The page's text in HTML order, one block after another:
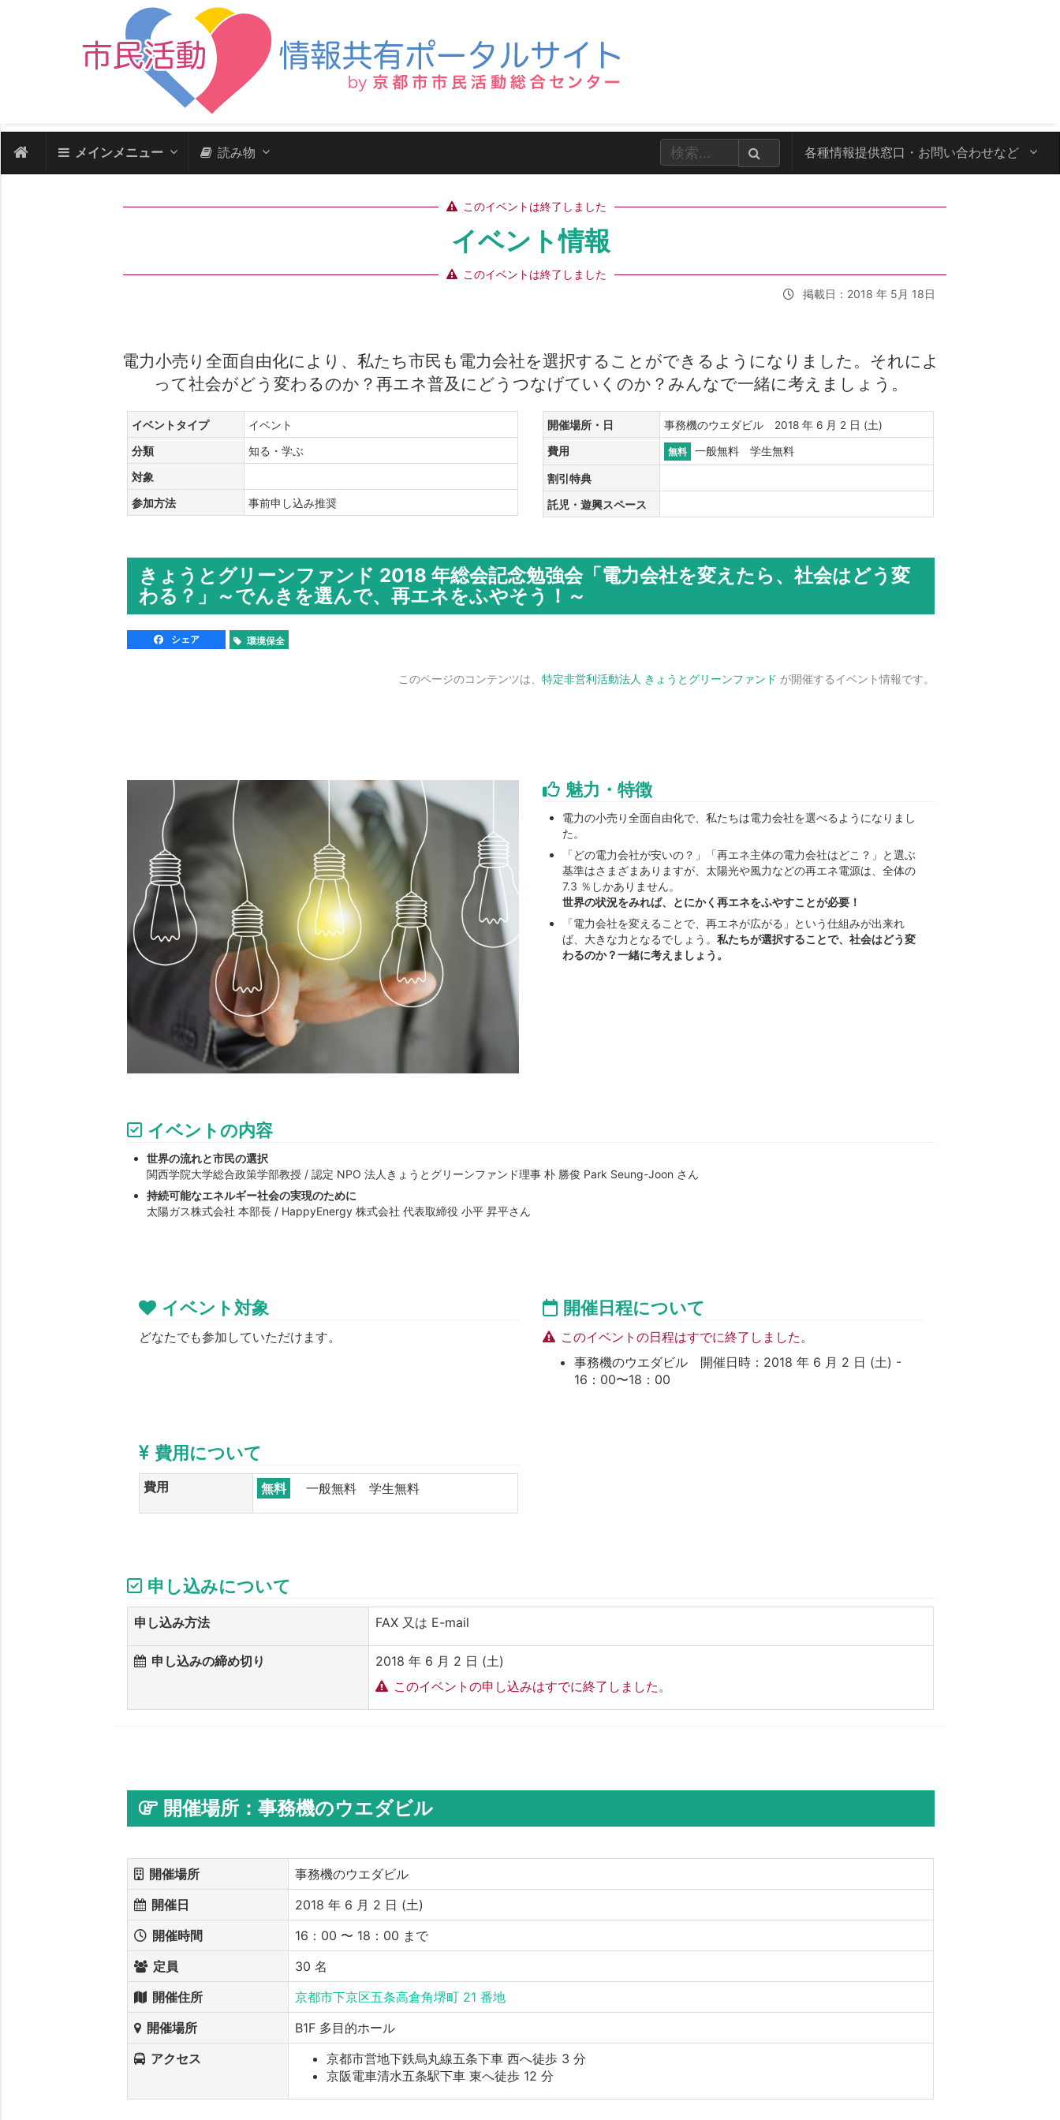
メインメニュー 読み物 各種情報提供窓口・ お問い合わせなど
このイベントは終了しました
イベント情報
このイベントは終了しました
掲載日：2018 年 5月 18日
電力小売り全面自由化により、私たち市民も電力会社を選択することができるようになりました。それによ
って社会がどう変わるのか？再エネ普及にどうつなげていくのか？みんなで一緒に考えましょう。
イベントタイプ イベント
分類 知る・学ぶ
対象
参加方法 事前申し込み推奨
開催場所・日 事務機のウエダビル 2018 年 6 月 2 日 (土)
費用 無料 一般無料 学生無料
割引特典
託児・遊興スペース
きょうとグリーンファンド 2018 年総会記念勉強会「電力会社を変えたら、社会はどう変
わる？」～でんきを選んで、再エネをふやそう！～
シェア 環境保全
このページのコンテンツは、 特定非営利活動法人 きょうとグリーンファンド が開催するイベント情報です。
魅力・特徴
電力の小売り全面自由化で、私たちは電力会社を選べるようになりまし
た。
「どの電力会社が安いの？」「再エネ主体の電力会社はどこ？」と選ぶ
基準はさまざまありますが、太陽光や風力などの再エネ電源は、全体の
7.3 ％しかありません。
世界の状況をみれば、とにかく再エネをふやすことが必要！
「電力会社を変えることで、再エネが広がる」という仕組みが出来れ
ば、大きな力となるでしょう。 私たちが選択することで、社会はどう変
わるのか？一緒に考えましょう。
イベントの内容
世界の流れと市民の選択
関西学院大学総合政策学部教授 / 認定 NPO 法人きょうとグリーンファンド理事 朴 勝俊 Park Seung-Joon さん
持続可能なエネルギー社会の実現のために
太陽ガス株式会社 本部長 / HappyEnergy 株式会社 代表取締役 小平 昇平さん
イベント対象
どなたでも参加していただけます。
開催日程について
このイベントの日程はすでに終了しました。
事務機のウエダビル 開催日時：2018 年 6 月 2 日 (土) -
16：00〜18：00
費用について
費用 無料 一般無料 学生無料
申し込みについて
申し込み方法 FAX 又は E-mail
申し込みの締め切り
2018 年 6 月 2 日 (土)
このイベントの申し込みはすでに終了しました。
開催場所：事務機のウエダビル
開催場所
事務機のウエダビル
開催日
2018 年 6 月 2 日 (土)
開催時間
16：00 〜 18：00 まで
定員
30 名
開催住所
京都市下京区五条高倉角堺町 21 番地
開催場所
B1F 多目的ホール
アクセス
京都市営地下鉄烏丸線五条下車 西へ徒歩 3 分
京阪電車清水五条駅下車 東へ徒歩 12 分